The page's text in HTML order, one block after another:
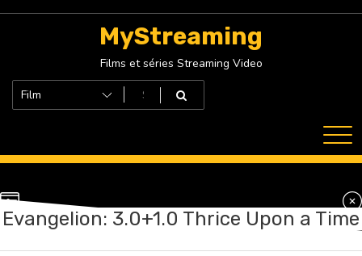
MyStreaming
Films et séries Streaming Video
Evangelion: 3.0+1.0 Thrice Upon a Time